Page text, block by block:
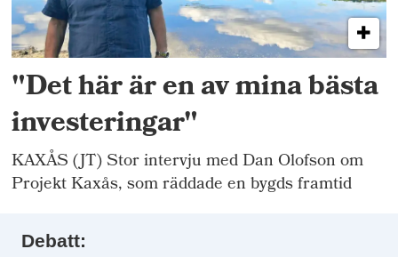
"Det här är en av mina bästa
investeringar"
KAXÅS (JT) Stor intervju med Dan Olofson om
Projekt Kaxås, som räddade en bygds framtid
Debatt: